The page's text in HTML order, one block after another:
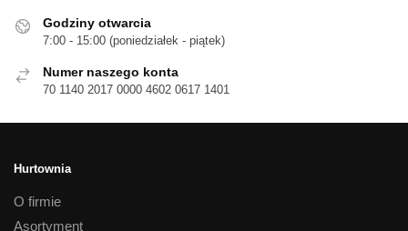
Godziny otwarcia
7:00 - 15:00 (poniedziałek - piątek)
Numer naszego konta
70 1140 2017 0000 4602 0617 1401
Hurtownia
O firmie
Asortyment